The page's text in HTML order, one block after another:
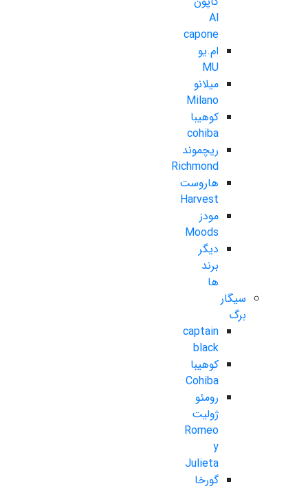
Al
capone
ام.یو
MU
میلانو
Milano
کوهیبا
cohiba
ریچموند
Richmond
هاروست
Harvest
مودز
Moods
دیگر
برند
ها
سیگار
برگ
captain
black
کوهیبا
Cohiba
رومئو
ژولیت
Romeo
y
Julieta
گورخا